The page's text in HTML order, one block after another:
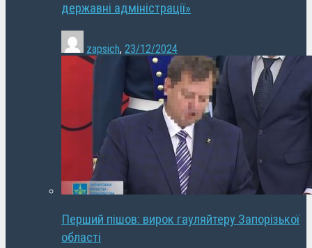
державні адміністрації»
zapsich, 23/12/2024
Перший пішов: вирок гауляйтеру Запорізької
області